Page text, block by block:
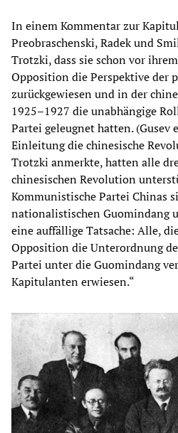
In einem Kommentar zur
Preobraschenski, Radek und
Trotzki, dass sie schon vor
Opposition die Perspektive der
zurückgewiesen und in der
1925–1927 die unabhängige
Partei geleugnet hatten. (Gusev
Einleitung die chinesische
Trotzki anmerkte, hatten alle
chinesischen Revolution
Kommunistische Partei Chinas
nationalistischen Guomindang
eine auffällige Tatsache: Alle,
Opposition die Unterordnung
Partei unter die Guomindang
Kapitulanten erwiesen.“